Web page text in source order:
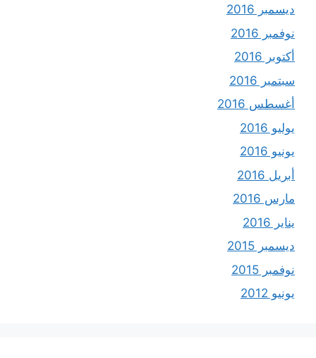
ديسمبر 2016
نوفمبر 2016
أكتوبر 2016
سبتمبر 2016
أغسطس 2016
يوليو 2016
يونيو 2016
أبريل 2016
مارس 2016
يناير 2016
ديسمبر 2015
نوفمبر 2015
يونيو 2012